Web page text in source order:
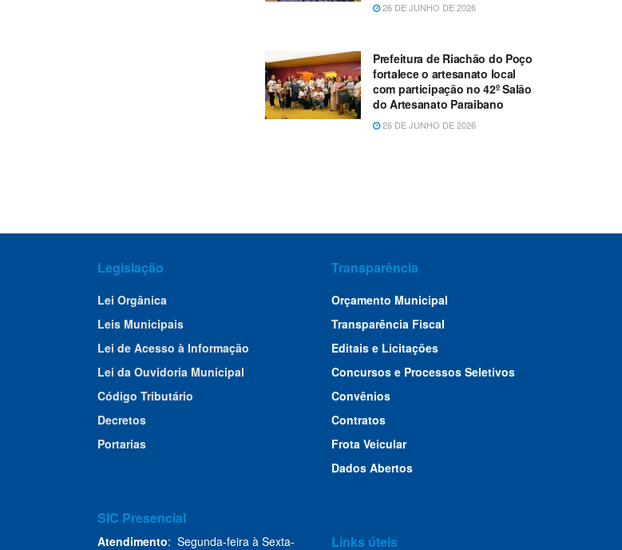
26 DE JUNHO DE 2026
Prefeitura de Riachão do Poço
fortalece o artesanato local
com participação no 42º Salão
do Artesanato Paraibano
26 DE JUNHO DE 2026
Legislação
Lei Orgânica
Leis Municipais
Lei de Acesso à Informação
Lei da Ouvidoria Municipal
Código Tributário
Decretos
Portarias
SIC Presencial
Atendimento: Segunda-feira à Sexta-
Transparência
Orçamento Municipal
Transparência Fiscal
Editais e Licitações
Concursos e Processos Seletivos
Convênios
Contratos
Frota Veicular
Dados Abertos
Links úteis